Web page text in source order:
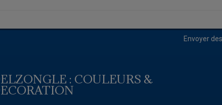
: COULEURS &
Envoyer